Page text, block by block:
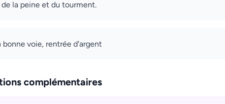
de la peine et du tourment.
bonne voie, rentrée d'argent
complémentaires